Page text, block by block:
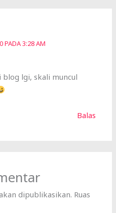
PADA 3:28 AM
blog lgi, skali muncul
Balas
dipublikasikan. Ruas